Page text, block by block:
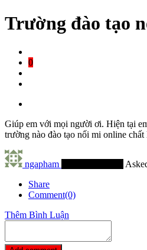
Trường đào tạo
0
Giúp em với mọi người ơi. Hiện tại
trường nào đào tạo nối mi online
ngapham
Share
Comment(0)
Thêm Bình Luận